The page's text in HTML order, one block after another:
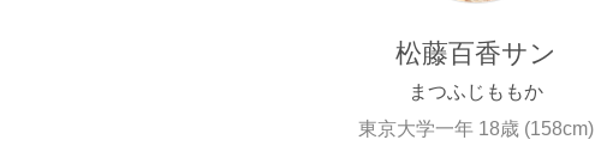
松藤百香サン
まつふじももか
東京大学一年 18歳 (158cm)